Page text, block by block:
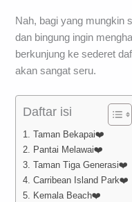
Nah, bagi yang mungkin
dan bingung ingin
berkunjung ke sederet
akan sangat seru.
Daftar isi
1. Taman Bekapai❤️
2. Pantai Melawai❤️
3. Taman Tiga Generasi❤️
4. Carribean Island Park❤️
5. Kemala Beach❤️